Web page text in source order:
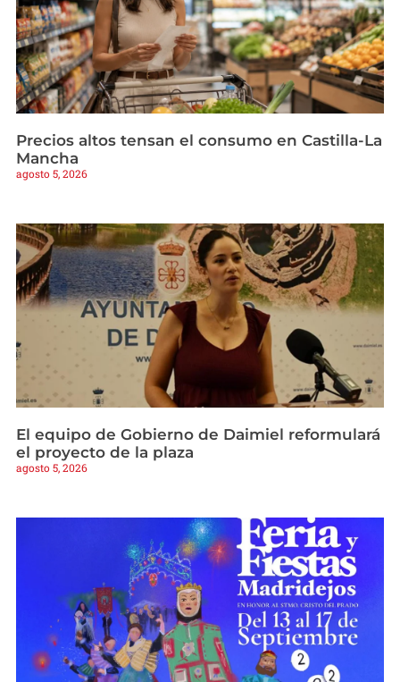
Precios altos tensan el consumo en Castilla-La
Mancha
agosto 5, 2026
El equipo de Gobierno de Daimiel reformulará
el proyecto de la plaza
agosto 5, 2026